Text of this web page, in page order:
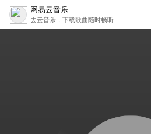
网易云音乐
去云音乐，下载歌曲随时畅听